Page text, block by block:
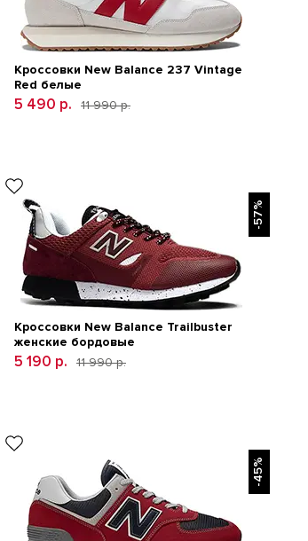
Кроссовки New Balance 237 Vintage
Red белые
5 490 р. 11 990 р.
-57%
Кроссовки New Balance Trailbuster
женские бордовые
5 190 р. 11 990 р.
-45%